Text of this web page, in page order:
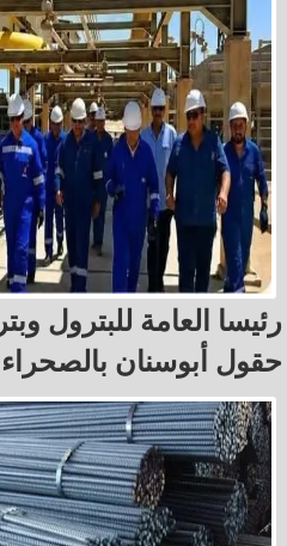
رئيسا العامة للبترول
حقول أبوسنان بالصحراء